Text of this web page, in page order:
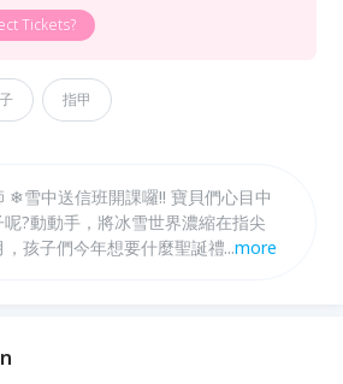
Tickets?
指甲
❄雪中送信班開課囉!! 寶貝們心目中
?動動手，將冰雪世界濃縮在指尖
孩子們今年想要什麼聖誕禮物呢?
...more